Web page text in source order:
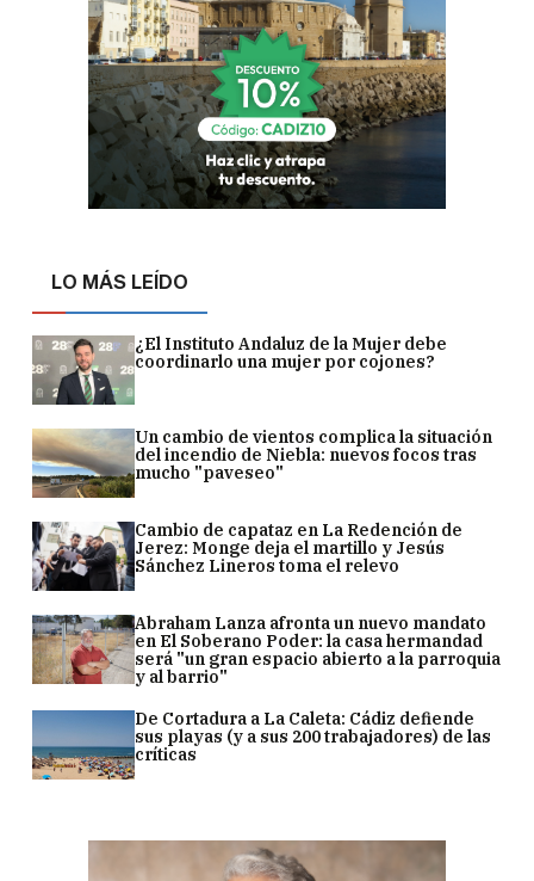
LO MÁS LEÍDO
¿El Instituto Andaluz de la Mujer debe
coordinarlo una mujer por cojones?
Un cambio de vientos complica la situación
del incendio de Niebla: nuevos focos tras
mucho "paveseo"
Cambio de capataz en La Redención de
Jerez: Monge deja el martillo y Jesús
Sánchez Lineros toma el relevo
Abraham Lanza afronta un nuevo mandato
en El Soberano Poder: la casa hermandad
será "un gran espacio abierto a la parroquia
y al barrio"
De Cortadura a La Caleta: Cádiz defiende
sus playas (y a sus 200 trabajadores) de las
críticas